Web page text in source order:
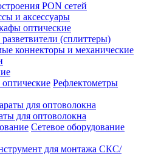
PON сетей
и аксессуары
оптические
(сплиттеры)
коннекторы и механические
Рефлектометры
для оптоволокна
Сетевое оборудование